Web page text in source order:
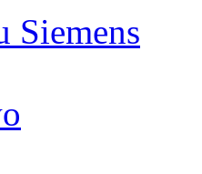
Siemens